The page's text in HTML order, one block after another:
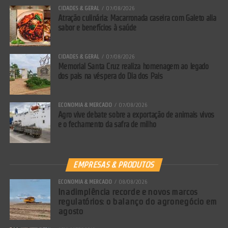
CIDADES & GERAL 07/08/2026
Atração culinária: Macarronada caseira com Galeto alia
sabor e benefícios à saúde
CIDADES & GERAL 07/08/2026
Memorial Santa Cruz realiza homenagem ao legado
dos pais na véspera do Dia dos Pais
ECONOMIA & MERCADO 07/08/2026
Agro vive debate sobre a exportação de animais vivos
e o fechamento da safra de milho
EMPRESAS & PRODUTOS
ECONOMIA & MERCADO 08/08/2026
Inadimplência recorde e novos marcos
regulatórios: o balanço do agronegócio em
agosto